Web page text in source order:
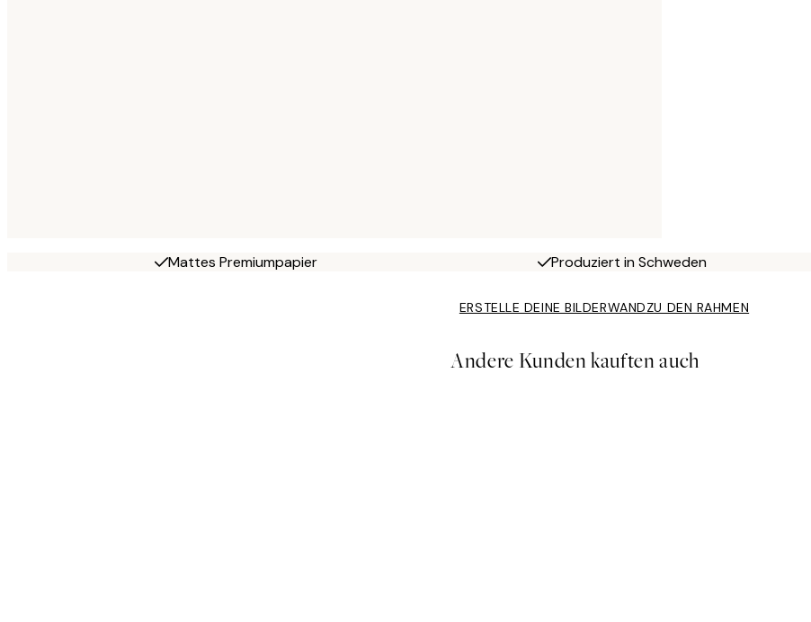
Mattes Premiumpapier Produziert in Schweden
ERSTELLE DEINE BILDERWANDZU DEN RAHMEN
Andere Kunden kauften auch